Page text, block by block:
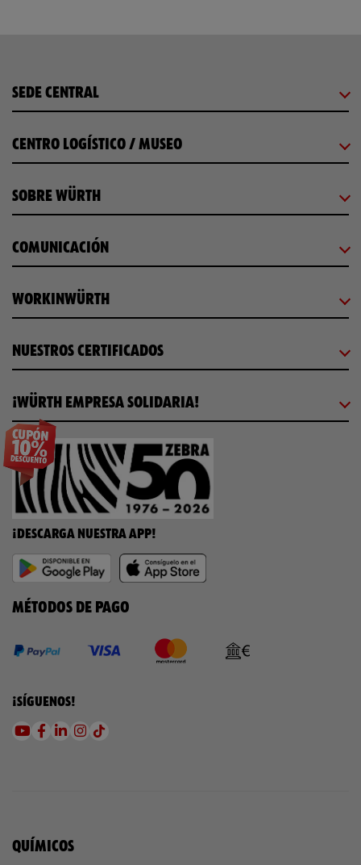
SEDE CENTRAL
CENTRO LOGÍSTICO / MUSEO
SOBRE WÜRTH
COMUNICACIÓN
WORKINWÜRTH
NUESTROS CERTIFICADOS
¡WÜRTH EMPRESA SOLIDARIA!
¡DESCARGA NUESTRA APP!
MÉTODOS DE PAGO
¡SÍGUENOS!
QUÍMICOS